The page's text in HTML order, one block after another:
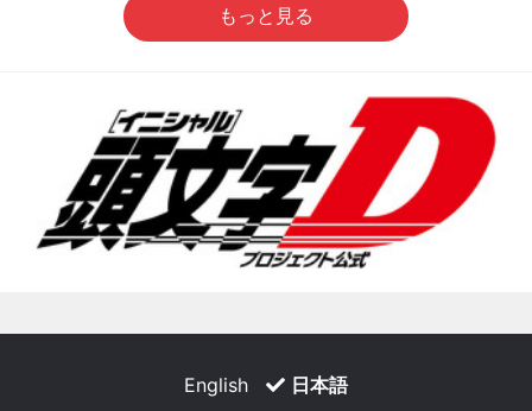
もっと見る
English 日本語